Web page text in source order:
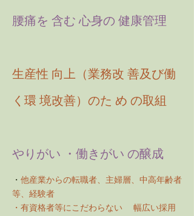
腰痛を 含む 心身の 健康管理
生産性 向上（業務改 善及び働
く環 境改善）のた め の取組
やりがい ・ 働きがい の醸成
・ 他産業からの転職者、主婦層、中高年齢者
等、経験者
・有資格者等にこだわらない 幅広い採用